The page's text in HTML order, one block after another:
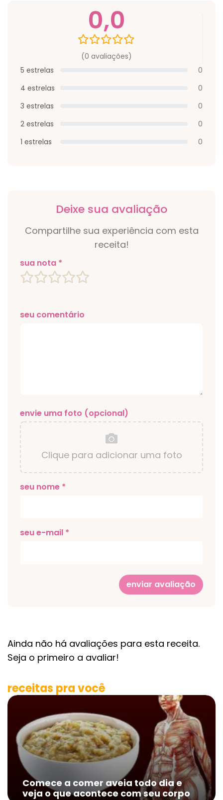
0,0
(0 avaliações)
5 estrelas
0
4 estrelas
0
3 estrelas
0
2 estrelas
0
1 estrelas
0
Deixe sua avaliação
Compartilhe sua experiência com esta
receita!
sua nota *
seu comentário
envie uma foto (opcional)
Clique para adicionar uma foto
seu nome *
seu e-mail *
enviar avaliação
Ainda não há avaliações para esta receita.
Seja o primeiro a avaliar!
receitas pra você
Comece a comer aveia todo dia e
veja o que acontece com seu corpo